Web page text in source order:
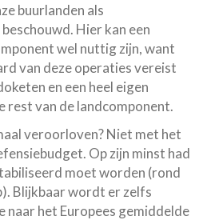
buurlanden als
Hier kan een
wel nuttig zijn, want
van deze operaties vereist
en een heel eigen
rest van de landcomponent.
veroorloven? Niet met het
Op zijn minst had
moet worden (rond
Blijkbaar wordt er zelfs
naar het Europees gemiddelde